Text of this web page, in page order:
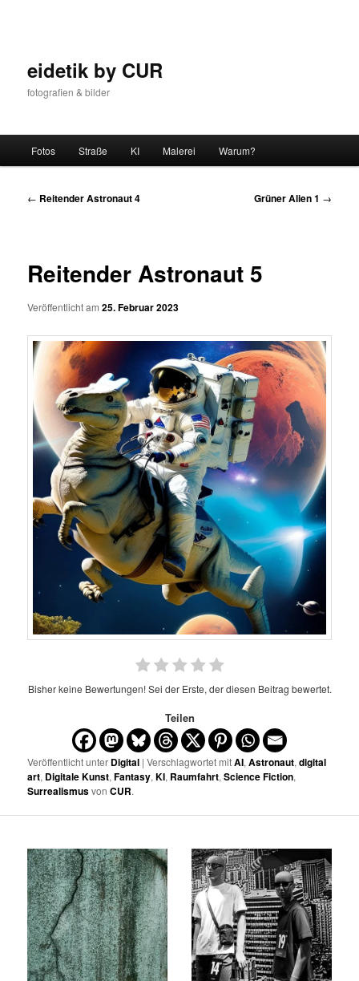
eidetik by CUR
fotografien & bilder
Fotos Straße KI Malerei Warum?
Beitrags-
← Reitender Astronaut 4 Grüner Alien 1 →
Reitender Astronaut 5
Veröffentlicht am25. Februar 2023
Bisher keine Bewertungen! Sei der Erste, der diesen Beitrag bewertet.
Teilen
Veröffentlicht unter Digital | Verschlagwortet mitAI,Astronaut,digital
art, Digitale Kunst,Fantasy,KI, Raumfahrt,Science Fiction,
SurrealismusvonCUR.